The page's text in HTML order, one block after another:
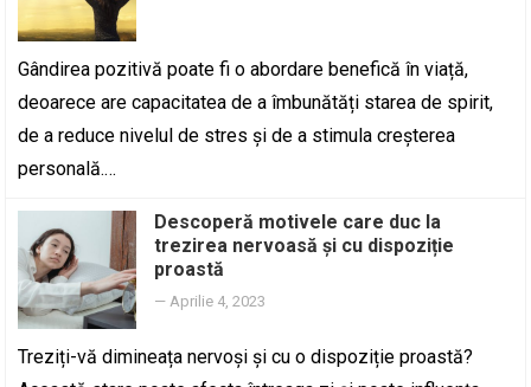
Gândirea pozitivă poate fi o abordare benefică în viață,
deoarece are capacitatea de a îmbunătăți starea de spirit,
de a reduce nivelul de stres și de a stimula creșterea
personală.…
Descoperă motivele care duc la
trezirea nervoasă și cu dispoziție
proastă
—Aprilie 4, 2023
Treziți-vă dimineața nervoși și cu o dispoziție proastă?